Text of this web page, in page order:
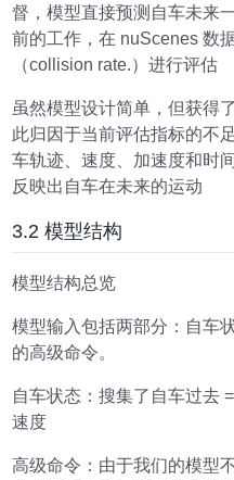
督，模型直接预测自车未来
前的工作，在 nuScenes 数
（collision rate.）进行评估
虽然模型设计简单，但获得
此归因于当前评估指标的不
车轨迹、速度、加速度和时
反映出自车在未来的运动
3.2 模型结构
模型结构总览
模型输入包括两部分：自车
的高级命令。
自车状态：搜集了自车过去
速度
高级命令 ：由于我们的模型